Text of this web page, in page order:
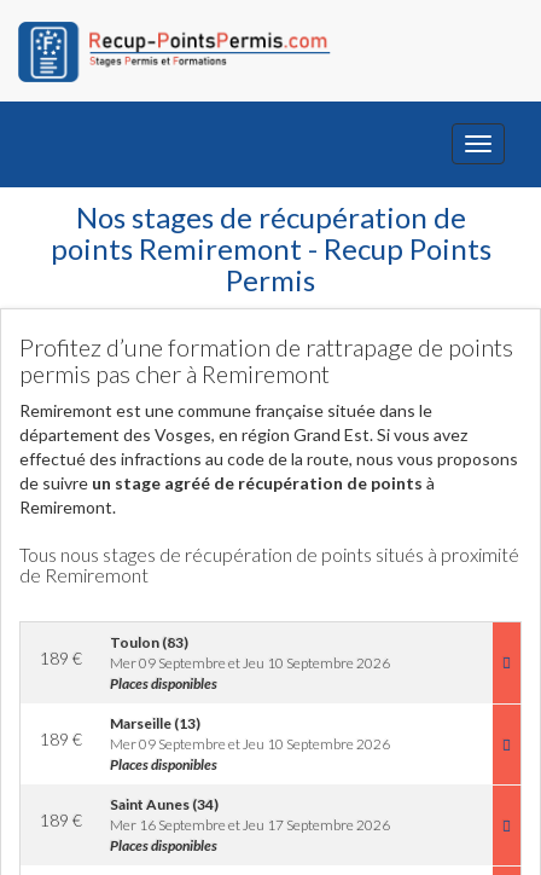
Toggle
Nos stages de récupération de
points Remiremont - Recup Points
Permis
Profitez d’une formation de rattrapage de points
permis pas cher à Remiremont
Remiremont est une commune française située dans le
département des Vosges, en région Grand Est. Si vous avez
effectué des infractions au code de la route, nous vous proposons
de suivre un stage agréé de récupération de points à
Remiremont.
Tous nous stages de récupération de points situés à proximité
de Remiremont
189 €
Toulon (83)
Mer 09 Septembre et Jeu 10 Septembre 2026
Places disponibles
189 €
Marseille (13)
Mer 09 Septembre et Jeu 10 Septembre 2026
Places disponibles
189 €
Saint Aunes (34)
Mer 16 Septembre et Jeu 17 Septembre 2026
Places disponibles